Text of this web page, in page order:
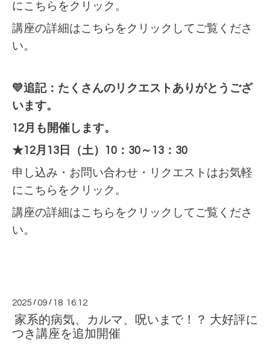
にこちらをクリック。
講座の詳細はこちらをクリックしてご覧くださ
い。
💛追記：たくさんのリクエストありがとうござ
います。
12月も開催します。
★12月13日（土）10：30～13：30
申し込み・お問い合わせ・リクエストはお気軽
にこちらをクリック。
講座の詳細はこちらをクリックしてご覧くださ
い。
2025 /09 / 18 16:12
家系的病気、カルマ、呪いまで！？ 大好評に
つき講座を追加開催